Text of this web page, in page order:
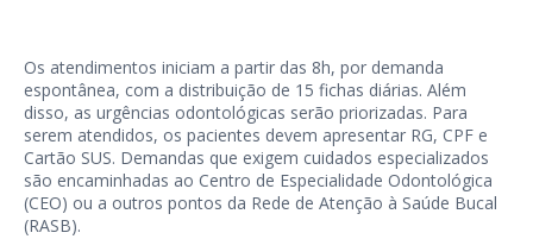
Os atendimentos iniciam a partir das 8h, por demanda
espontânea, com a distribuição de 15 fichas diárias. Além
disso, as urgências odontológicas serão priorizadas. Para
serem atendidos, os pacientes devem apresentar RG, CPF e
Cartão SUS. Demandas que exigem cuidados especializados
são encaminhadas ao Centro de Especialidade Odontológica
(CEO) ou a outros pontos da Rede de Atenção à Saúde Bucal
(RASB).